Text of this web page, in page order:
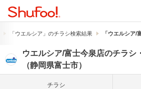
「ウエルシア」のチラシ検索結果 「ウエルシア/
ウエルシア/富士今泉店のチラシ
（静岡県富士市）
チラシ